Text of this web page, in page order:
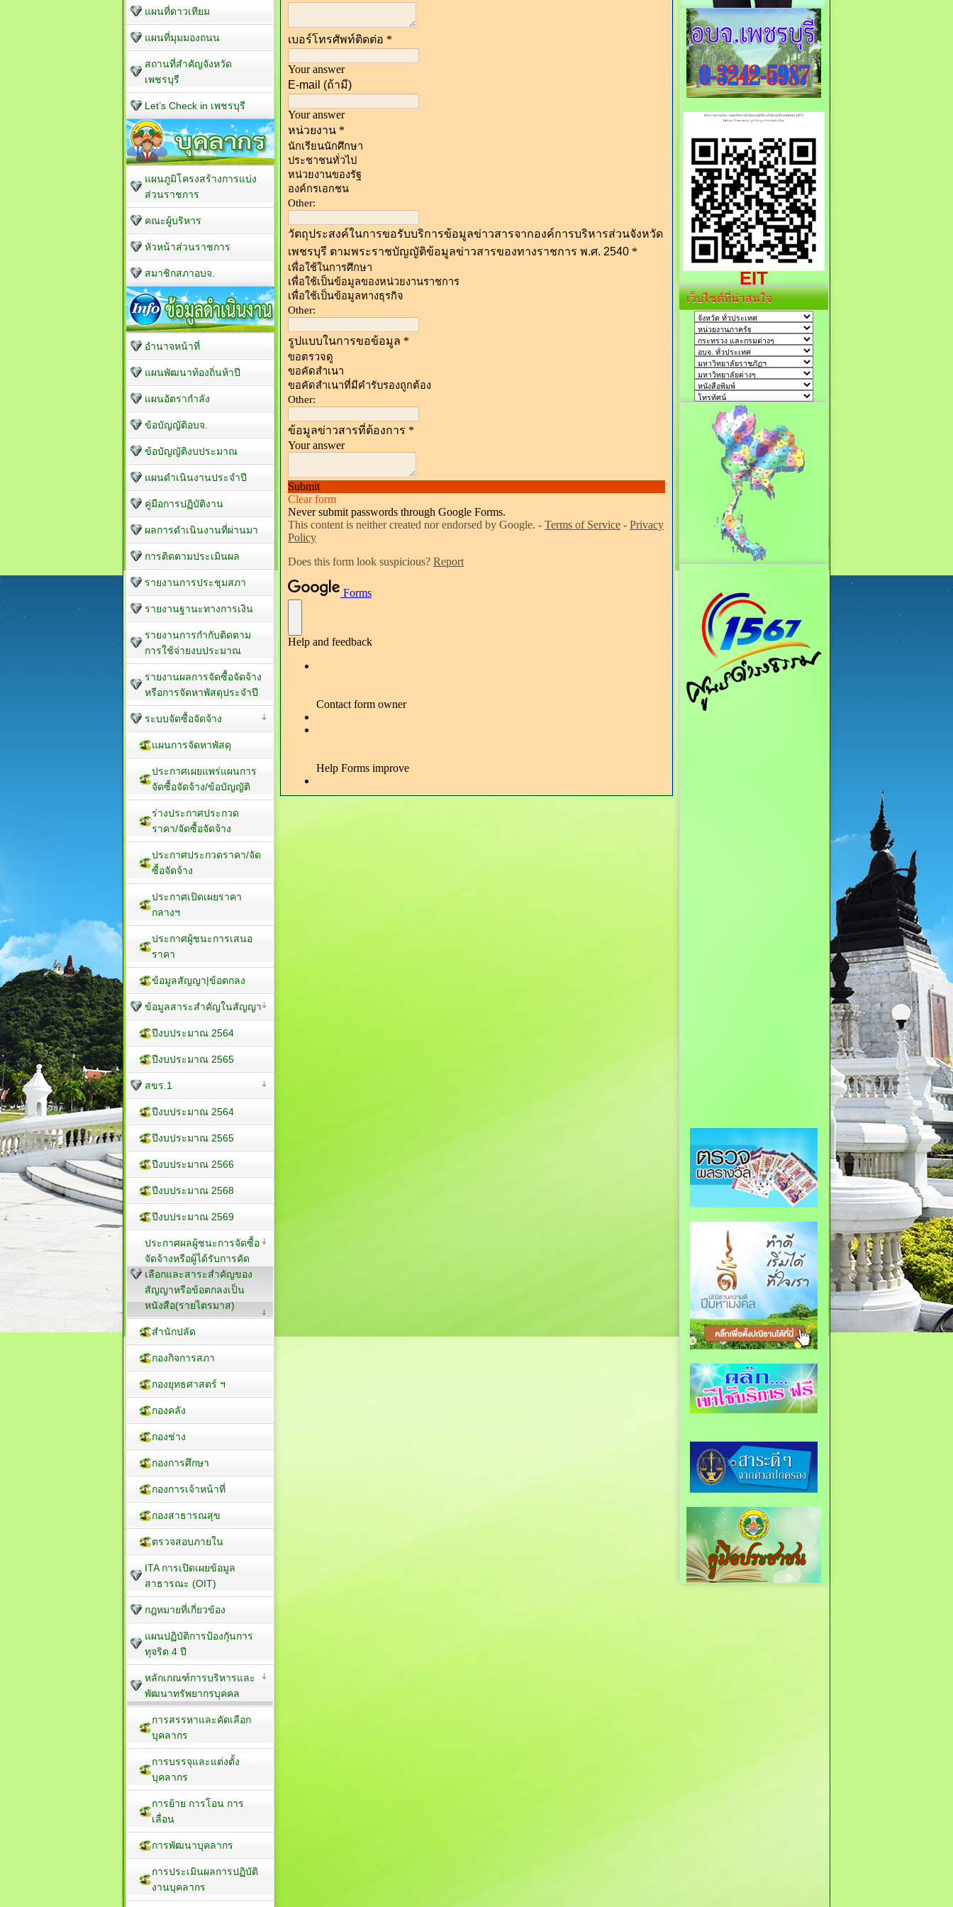
แผนที่ดาวเทียม
แผนที่มุมมองถนน
สถานที่สำคัญจังหวัด
เพชรบุรี
Let’s Check in เพชรบุรี
แผนภูมิโครงสร้างการแบ่ง
ส่วนราชการ
คณะผู้บริหาร
หัวหน้าส่วนราชการ
สมาชิกสภาอบจ.
อำนาจหน้าที่
แผนพัฒนาท้องถิ่นห้าปี
แผนอัตรากำลัง
ข้อบัญญัติอบจ.
ข้อบัญญัติงบประมาณ
แผนดำเนินงานประจำปี
คู่มือการปฏิบัติงาน
ผลการดำเนินงานที่ผ่านมา
การติดตามประเมินผล
รายงานการประชุมสภา
รายงานฐานะทางการเงิน
รายงานการกำกับติดตาม
การใช้จ่ายงบประมาณ
รายงานผลการจัดซื้อจัดจ้าง
หรือการจัดหาพัสดุประจำปี
ระบบจัดซื้อจัดจ้าง
แผนการจัดหาพัสดุ
ประกาศเผยแพร่แผนการ
จัดซื้อจัดจ้าง/ข้อบัญญัติ
ร่างประกาศประกวด
ราคา/จัดซื้อจัดจ้าง
ประกาศประกวดราคา/จัด
ซื้อจัดจ้าง
ประกาศเปิดเผยราคา
กลางฯ
ประกาศผู้ชนะการเสนอ
ราคา
ข้อมูลสัญญา|ข้อตกลง
ข้อมูลสาระสำคัญในสัญญา
ปีงบประมาณ 2564
ปีงบประมาณ 2565
สขร.1
ปีงบประมาณ 2564
ปีงบประมาณ 2565
ปีงบประมาณ 2566
ปีงบประมาณ 2568
ปีงบประมาณ 2569
ประกาศผลผู้ชนะการจัดซื้อ
จัดจ้างหรือผู้ได้รับการคัด
เลือกและสาระสำคัญของ
สัญญาหรือข้อตกลงเป็น
หนังสือ(รายไตรมาส)
สำนักปลัด
กองกิจการสภา
กองยุทธศาสตร์ ฯ
กองคลัง
กองช่าง
กองการศึกษา
กองการเจ้าหน้าที่
กองสาธารณสุข
ตรวจสอบภายใน
ITA การเปิดเผยข้อมูล
สาธารณะ (OIT)
กฎหมายที่เกี่ยวข้อง
แผนปฏิบัติการป้องกัุนการ
ทุจริต 4 ปี
หลักเกณฑ์การบริหารและ
พัฒนาทรัพยากรบุคคล
การสรรหาและคัดเลือก
บุคลากร
การบรรจุและแต่งตั้ง
บุคลากร
การย้าย การโอน การ
เลื่อน
การพัฒนาบุคลากร
การประเมินผลการปฏิบัติ
งานบุคลากร
EIT
เว็บไซต์ที่น่าสนใจ